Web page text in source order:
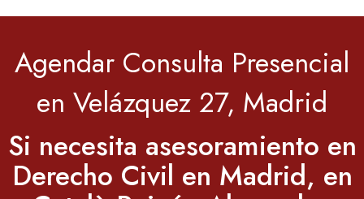
Agendar Consulta Presencial
en Velázquez 27, Madrid
Si necesita asesoramiento en
Derecho Civil en Madrid, en